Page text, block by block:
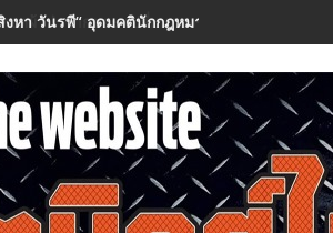
หา วันรพี“ อุดมคตินักกฎหมายภายใต้วิกฤติศรัทธา